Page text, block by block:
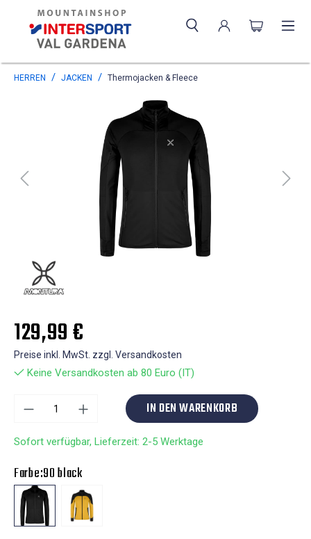
HERREN JACKEN Thermojacken & Fleece
129,99 €
Preise inkl. MwSt. zzgl. Versandkosten
Keine Versandkosten ab 80 Euro (IT)
IN DEN WARENKORB
Sofort verfügbar, Lieferzeit: 2-5 Werktage
Farbe:90 black